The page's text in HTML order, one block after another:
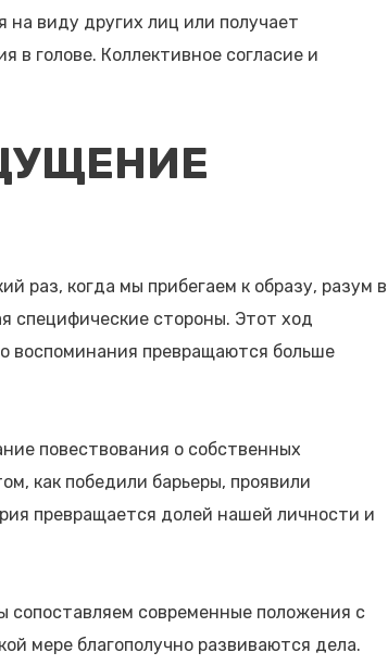
виду других лиц или получает
в голове. Коллективное согласие и
раз, когда мы прибегаем к образу, разум в
специфические стороны. Этот ход
воспоминания превращаются больше
повествования о собственных
как победили барьеры, проявили
превращается долей нашей личности и
сопоставляем современные положения с
мере благополучно развиваются дела.